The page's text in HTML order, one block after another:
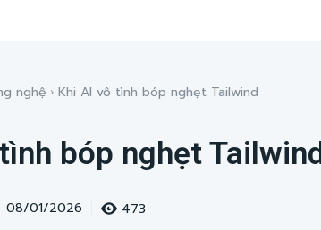
nghệ Khi AI vô tình bóp nghẹt Tailwind
bóp nghẹt Tailwind
08/01/2026 473